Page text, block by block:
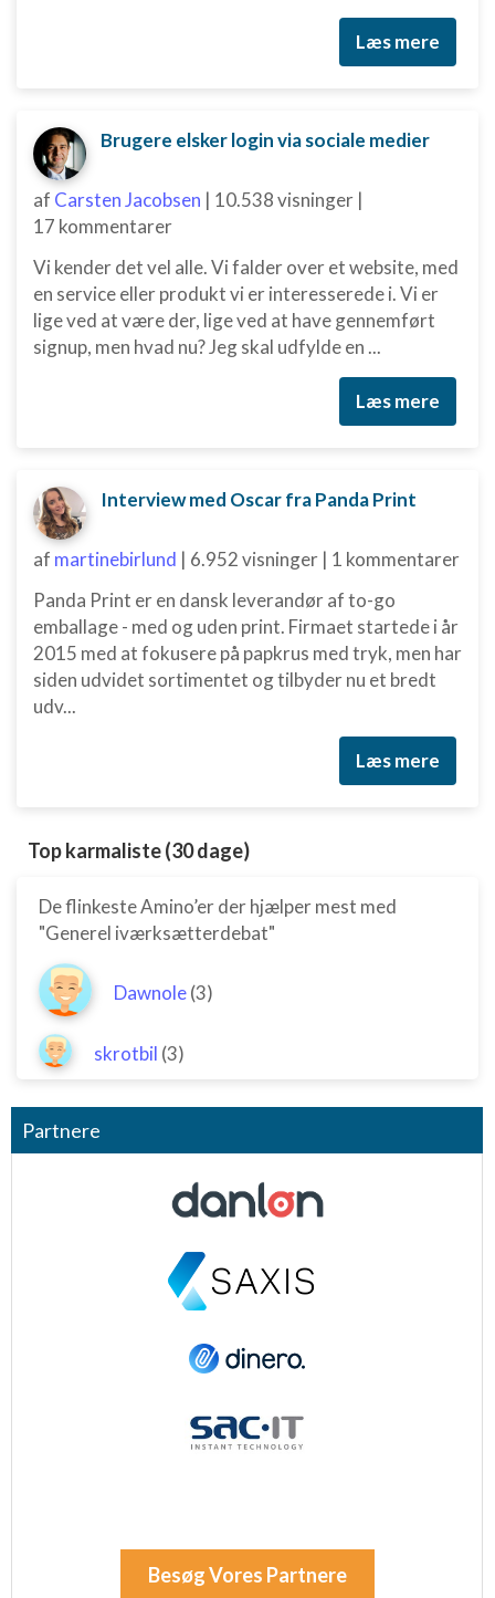
Læs mere
Brugere elsker login via sociale medier
af Carsten Jacobsen | 10.538 visninger |
17 kommentarer
Vi kender det vel alle. Vi falder over et website, med
en service eller produkt vi er interesserede i. Vi er
lige ved at være der, lige ved at have gennemført
signup, men hvad nu? Jeg skal udfylde en ...
Læs mere
Interview med Oscar fra Panda Print
af martinebirlund | 6.952 visninger | 1 kommentarer
Panda Print er en dansk leverandør af to-go
emballage - med og uden print. Firmaet startede i år
2015 med at fokusere på papkrus med tryk, men har
siden udvidet sortimentet og tilbyder nu et bredt
udv...
Læs mere
Top karmaliste (30 dage)
De flinkeste Amino’er der hjælper mest med
"Generel iværksætterdebat"
Dawnole(3)
skrotbil (3)
Partnere
Besøg Vores Partnere